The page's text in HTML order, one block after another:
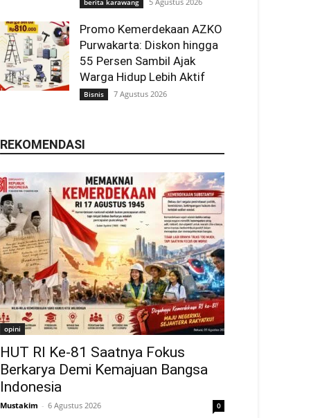
berita karawang
Promo Kemerdekaan AZKO
Purwakarta: Diskon hingga
55 Persen Sambil Ajak
Warga Hidup Lebih Aktif
Bisnis 7 Agustus 2026
REKOMENDASI
opini
HUT RI Ke-81 Saatnya Fokus
Berkarya Demi Kemajuan Bangsa
Indonesia
Mustakim - 6 Agustus 2026 0